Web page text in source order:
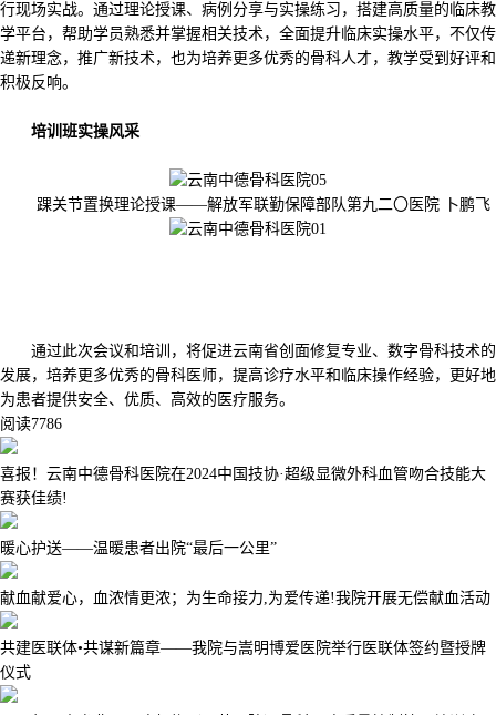
行现场实战。通过理论授课、病例分享与实操练习，搭建高质量的临床教
学平台，帮助学员熟悉并掌握相关技术，全面提升临床实操水平，不仅传
递新理念，推广新技术，也为培养更多优秀的骨科人才，教学受到好评和
积极反响。
培训班实操风采
踝关节置换理论授课——解放军联勤保障部队第九二〇医院 卜鹏飞
通过此次会议和培训，将促进云南省创面修复专业、数字骨科技术的
发展，培养更多优秀的骨科医师，提高诊疗水平和临床操作经验，更好地
为患者提供安全、优质、高效的医疗服务。
阅读7786
喜报！云南中德骨科医院在2024中国技协·超级显微外科血管吻合技能大
赛获佳绩!
暖心护送——温暖患者出院“最后一公里”
献血献爱心，血浓情更浓；为生命接力,为爱传递!我院开展无偿献血活动
共建医联体•共谋新篇章——我院与嵩明博爱医院举行医联体签约暨授牌
仪式